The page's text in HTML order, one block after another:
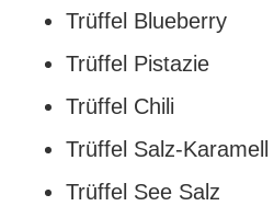
Trüffel Blueberry
Trüffel Pistazie
Trüffel Chili
Trüffel Salz-Karamell
Trüffel See Salz